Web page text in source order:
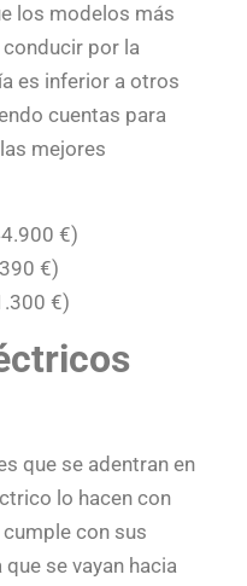
los modelos más
por la
es inferior a otros
cuentas para
mejores
€)
€)
€)
que se adentran en
lo hacen con
con sus
se vayan hacia